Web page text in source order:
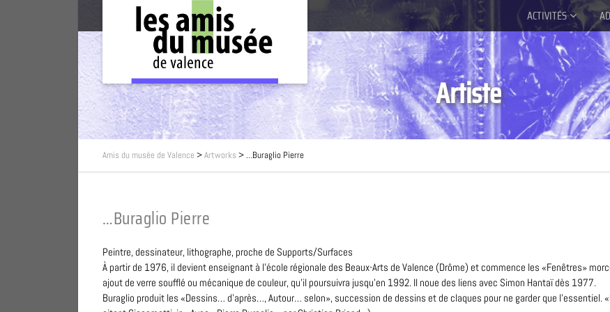
ACTIVITÉS
Artiste
Amis du musée de Valence >Artworks > …Buraglio Pierre
…Buraglio Pierre
Peintre, dessinateur, lithographe, proche de Supports/Surfaces
À partir de 1976, il devient enseignant à l’école régionale des Beaux-Arts de Valence (Drôme) et commence les «Fenêtres»
ajout de verre soufflé ou mécanique de couleur, qu’il poursuivra jusqu’en 1992. Il noue des liens avec Simon Hantaï dès 1977.
Buraglio produit les «Dessins… d’après…, Autour… selon», succession de dessins et de claques pour ne garder que l’essentiel.